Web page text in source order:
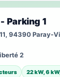
Parking 1
94390 Paray-
2
22 kW, 6